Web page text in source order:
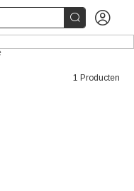
 
1 Producten